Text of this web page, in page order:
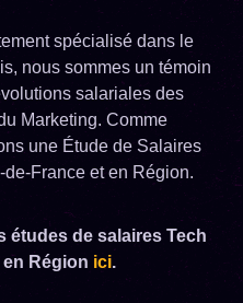
spécialisé dans le
nous sommes un témoin
salariales des
Marketing. Comme
une Étude de Salaires
France et en Région.
études de salaires Tech
en Région ici.